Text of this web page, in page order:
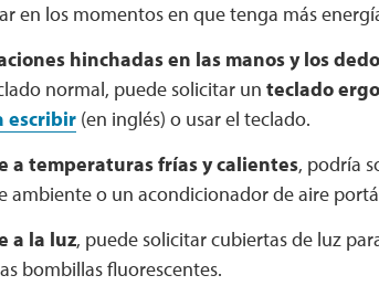
en los momentos en que tenga más
hinchadas en las manos y los
normal, puede solicitar un teclado
escribir(en inglés) o usar el teclado.
a temperaturas frías y calientes, podría
ambiente o un acondicionador de aire
a la luz, puede solicitar cubiertas de luz
bombillas fluorescentes.